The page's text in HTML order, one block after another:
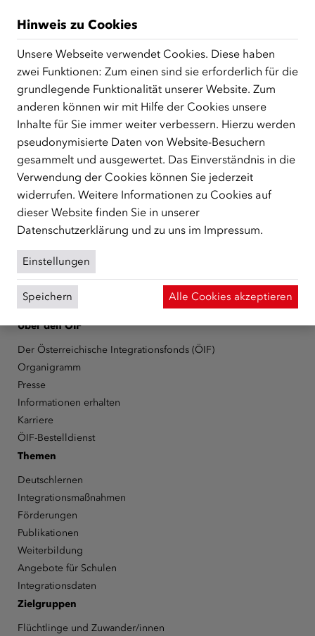
Qualitätsstandard und Evaluierungen
ÖIF-zertifizierte Kursträger
ÜBER UNS
Der Österreichische Integrationsfonds (ÖIF) ist ein Fonds der
Republik Österreich, der Flüchtlinge, subsidiär
Schutzberechtigte, Vertriebene sowie Zuwander/innen als
unterstützt.mehr
FacebookYouTube
Über den ÖIF
Der Österreichische Integrationsfonds (ÖIF)
Organigramm
Presse
Informationen erhalten
Karriere
ÖIF-Bestelldienst
Themen
Deutschlernen
Integrationsmaßnahmen
Förderungen
Publikationen
Weiterbildung
Angebote für Schulen
Integrationsdaten
Zielgruppen
Flüchtlinge und Zuwander/innen
Hinweis zu Cookies
Unsere Webseite verwendet Cookies. Diese haben
zwei Funktionen: Zum einen sind sie erforderlich für die
grundlegende Funktionalität unserer Website. Zum
anderen können wir mit Hilfe der Cookies unsere
Inhalte für Sie immer weiter verbessern. Hierzu werden
pseudonymisierte Daten von Website-Besuchern
gesammelt und ausgewertet. Das Einverständnis in die
Verwendung der Cookies können Sie jederzeit
widerrufen. Weitere Informationen zu Cookies auf
dieser Website finden Sie in unserer
Datenschutzerklärung und zu uns im Impressum.
Einstellungen
Speichern Alle Cookies akzeptieren